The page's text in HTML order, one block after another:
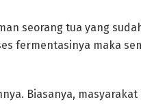
seorang tua yang
fermentasinya maka
Biasanya,